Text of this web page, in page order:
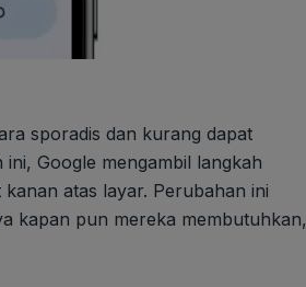
sporadis dan kurang dapat
Google mengambil langkah
atas layar. Perubahan ini
kapan pun mereka membutuhkan,